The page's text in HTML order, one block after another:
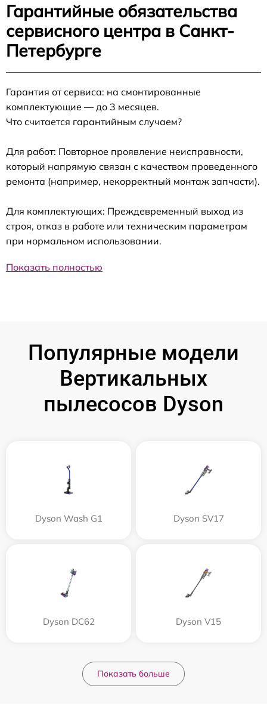
Гарантийные обязательства
сервисного центра в Санкт-
Петербурге
Гарантия от сервиса: на смонтированные
комплектующие — до 3 месяцев.
Что считается гарантийным случаем?
Для работ: Повторное проявление неисправности,
который напрямую связан с качеством проведенного
ремонта (например, некорректный монтаж запчасти).
Для комплектующих: Преждевременный выход из
строя, отказ в работе или техническим параметрам
при нормальном использовании.
Показать полностью
Популярные модели
Вертикальных
пылесосов Dyson
Dyson Wash G1 Dyson SV17
Dyson DC62 Dyson V15
Показать больше